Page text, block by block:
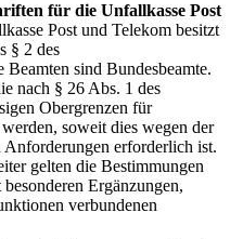
für die Unfallkasse Post
Post und Telekom besitzt
§ 2 des
Beamten sind Bundesbeamte.
nach § 26 Abs. 1 des
Obergrenzen für
soweit dies wegen der
erforderlich ist.
gelten die Bestimmungen
Ergänzungen,
verbundenen